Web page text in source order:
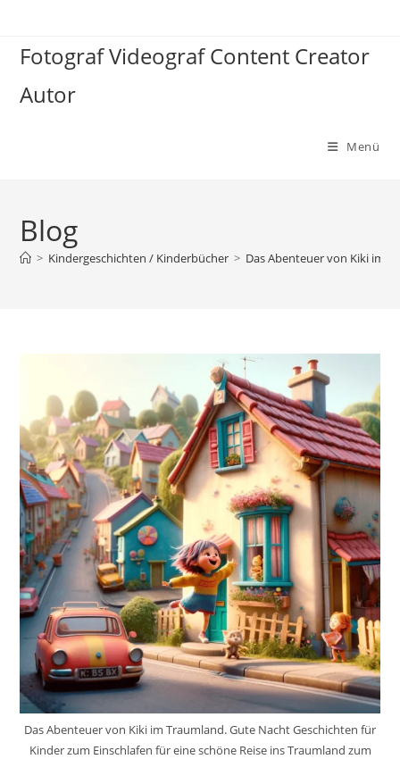
springen
Fotograf Videograf Content Creator
Autor
Menü
Blog
> Kindergeschichten / Kinderbücher > Das Abenteuer von Kiki im
Das Abenteuer von Kiki im Traumland. Gute Nacht Geschichten für
Kinder zum Einschlafen für eine schöne Reise ins Traumland zum